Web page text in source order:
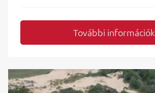
További információk